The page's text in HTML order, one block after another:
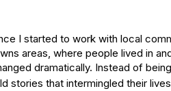
I started to work with local
areas, where people lived in
dramatically. Instead of
stories that intermingled their